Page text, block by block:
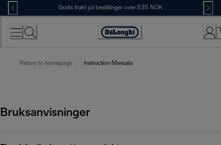
Skip
to
Content
Gratis frakt på bestillinger over 535 NOK
Accessibility
Return to homepage Instruction Manuals
Bruksanvisninger